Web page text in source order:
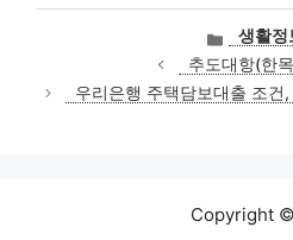
카
테
고
리
생활정
추도대항(한
우리은행 주택담보대출 조건
Copyright